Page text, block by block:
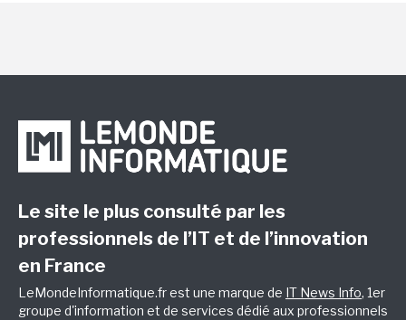
Le site le plus consulté par les
professionnels de l’IT et de l’innovation
en France
LeMondeInformatique.fr est une marque de IT News Info, 1er
groupe d'information et de services dédié aux professionnels